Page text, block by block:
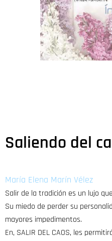
Saliendo del
María Elena Marín Vélez
Salir de la tradición es un lujo
Su miedo de perder su
mayores impedimentos.
En, SALIR DEL CAOS, les